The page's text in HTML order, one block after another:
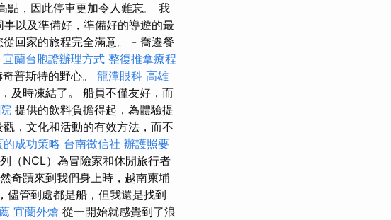
點，因此停車更加令人難忘。 我
以及準備好，準備好的導遊的最
回家的旅程完全滿意。 - 喬遷餐
宜蘭台胞證辦理方式 整復推拿療程
普斯特的野心。 龍潭眼科 高雄
及時凍結了。 船員不僅友好，而
提供的飲料負擔得起，為體驗提
，文化和活動的有效方法，而不
的成功策略 台南徵信社 辦護照要
（NCL）為冒險家和休閒旅行者
奇蹟來到我們身上時，越南柬埔
儘管到處都是船，但我還是找到
宜蘭外燴 從一開始就感覺到了浪